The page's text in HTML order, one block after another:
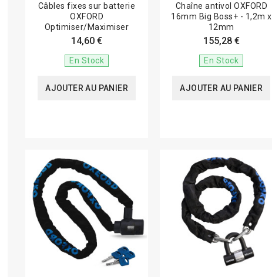
Câbles fixes sur batterie
OXFORD
Optimiser/Maximiser
14,60 €
En Stock
AJOUTER AU PANIER
Chaîne antivol OXFORD
16mm Big Boss+ - 1,2m x
12mm
155,28 €
En Stock
AJOUTER AU PANIER